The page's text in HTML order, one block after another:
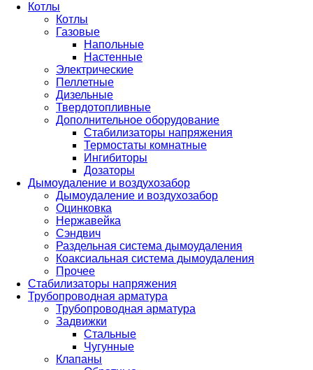
Котлы
Котлы
Газовые
Напольные
Настенные
Электрические
Пеллетные
Дизельные
Твердотопливные
Дополнительное оборудование
Стабилизаторы напряжения
Термостаты комнатные
Ингибиторы
Дозаторы
Дымоудаление и воздухозабор
Дымоудаление и воздухозабор
Оцинковка
Нержавейка
Сэндвич
Раздельная система дымоудаления
Коаксиальная система дымоудаления
Прочее
Стабилизаторы напряжения
Трубопроводная арматура
Трубопроводная арматура
Задвижки
Стальные
Чугунные
Клапаны